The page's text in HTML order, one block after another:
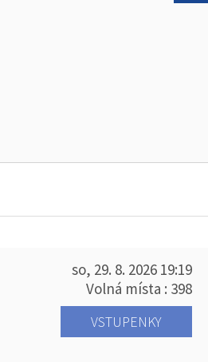
so, 29. 8. 2026 19:19
Volná místa : 398
VSTUPENKY